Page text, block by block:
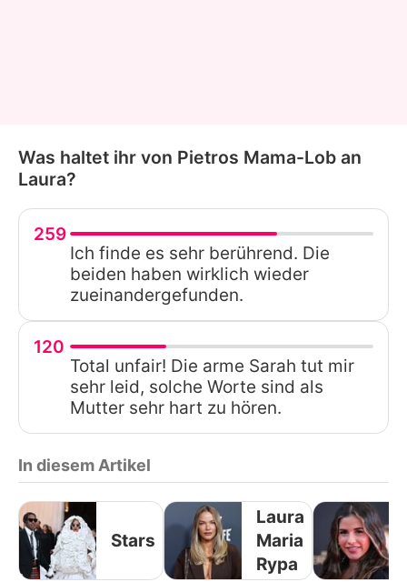
Was haltet ihr von Pietros Mama-Lob an
Laura?
259
Ich finde es sehr berührend. Die
beiden haben wirklich wieder
zueinandergefunden.
120
Total unfair! Die arme Sarah tut mir
sehr leid, solche Worte sind als
Mutter sehr hart zu hören.
In diesem Artikel
Stars
Laura
Maria
Rypa